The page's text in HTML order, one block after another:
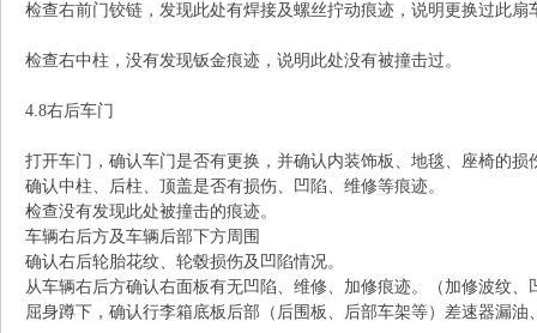
检查右前门铰链，发现此处有焊接及螺丝拧动痕迹，说明更换过此扇
检查右中柱，没有发现钣金痕迹，说明此处没有被撞击过。
4.8右后车门
打开车门，确认车门是否有更换，并确认内装饰板、地毯、座椅的损
确认中柱、后柱、顶盖是否有损伤、凹陷、维修等痕迹。
检查没有发现此处被撞击的痕迹。
车辆右后方及车辆后部下方周围
确认右后轮胎花纹、轮毂损伤及凹陷情况。
从车辆右后方确认右面板有无凹陷、维修、加修痕迹。（加修波纹
屈身蹲下，确认行李箱底板后部（后围板、后部车架等）差速器漏